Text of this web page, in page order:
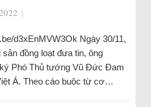
|
d3xEnMVW3Ok Ngày 30/11,
đồng loạt đưa tin, ông
Phó Thủ tướng Vũ Đức Đam
Á. Theo cáo buộc từ cơ…